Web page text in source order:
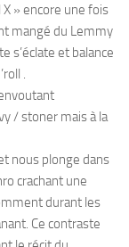
» encore une fois
mangé du Lemmy
s’éclate et balance
.
/ stoner mais à la
nous plonge dans
crachant une
durant les
Ce contraste